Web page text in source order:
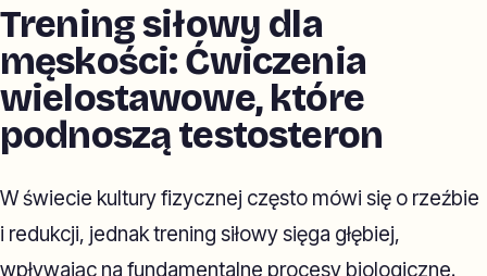
Trening siłowy dla
męskości: Ćwiczenia
wielostawowe, które
podnoszą testosteron
W świecie kultury fizycznej często mówi się o rzeźbie
i redukcji, jednak trening siłowy sięga głębiej,
wpływając na fundamentalne procesy biologiczne.